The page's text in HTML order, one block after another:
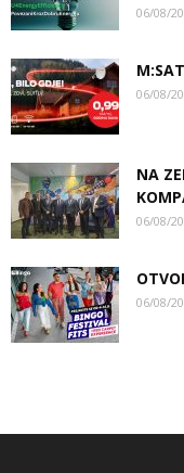
06/08/
06/08/
NA
06/08/
06/08/